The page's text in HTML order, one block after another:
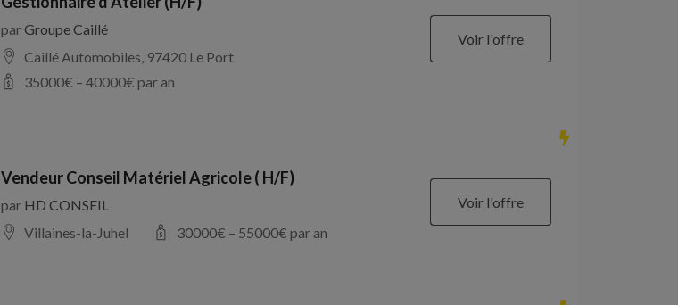
parGroupe Caillé
Caillé Automobiles, 97420 Le Port
35000€ – 40000€ par an
Voir l'offre
Vendeur Conseil Matériel Agricole ( H/F)
par HD CONSEIL
Villaines-la-Juhel
30000€ – 55000€ par an
Voir l'offre